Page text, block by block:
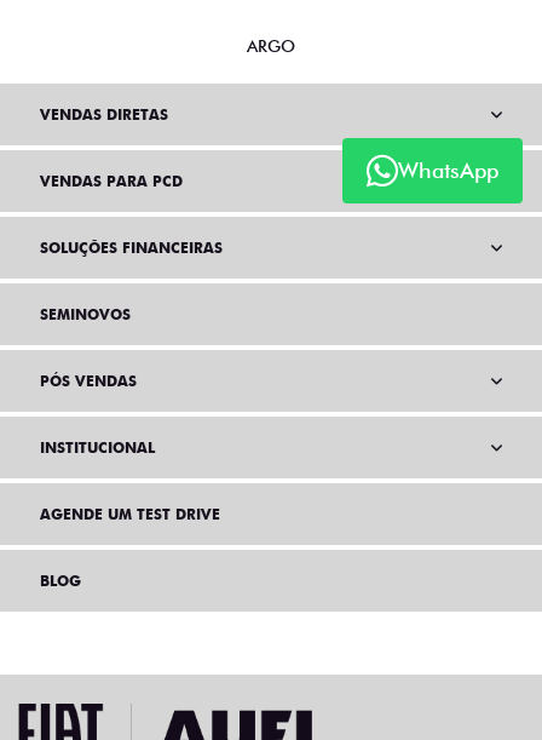
WhatsApp
ARGO
VENDAS DIRETAS
VENDAS PARA PCD
SOLUÇÕES FINANCEIRAS
SEMINOVOS
PÓS VENDAS
INSTITUCIONAL
AGENDE UM TEST DRIVE
BLOG